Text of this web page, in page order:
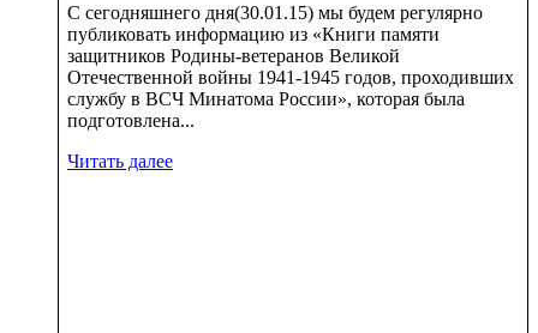
С сегодняшнего дня(30.01.15) мы будем регулярно
публиковать информацию из «Книги памяти
защитников Родины-ветеранов Великой
Отечественной войны 1941-1945 годов, проходивших
службу в ВСЧ Минатома России», которая была
подготовлена...
Читать далее